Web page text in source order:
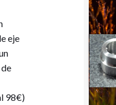
eje
98€)